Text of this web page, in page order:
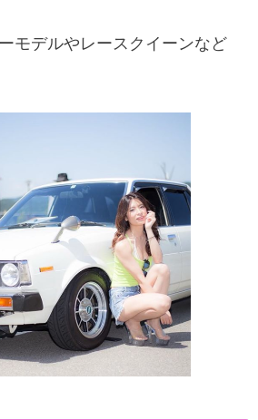
モデルやレースクイーンなど